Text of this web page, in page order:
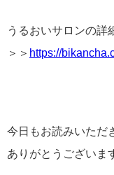
うるおいサロンの詳
＞＞ https://
今日もお読みいただ
ありがとうございま